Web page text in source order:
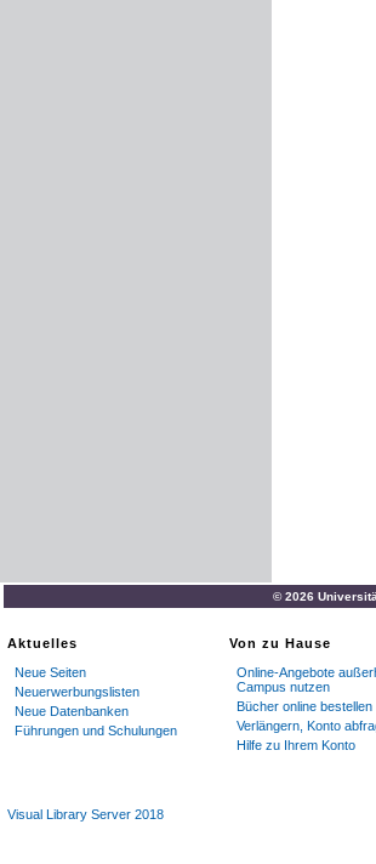
© 2026
Aktuelles
Neue Seiten
Neuerwerbungslisten
Neue Datenbanken
Führungen und Schulungen
Von zu Hause
Online-Angebote
Campus nutzen
Bücher online bestellen
Verlängern, Konto
Hilfe zu Ihrem Konto
Visual Library Server 2018